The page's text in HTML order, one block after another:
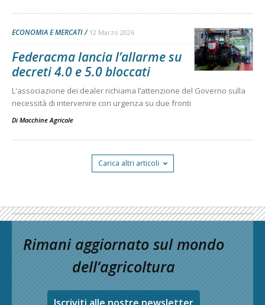
ECONOMIA E MERCATI 12 Marzo 2026
Federacma lancia l’allarme su
decreti 4.0 e 5.0 bloccati
L'associazione dei dealer richiama l’attenzione del Governo sulla
necessità di intervenire con urgenza su due fronti
Di Macchine Agricole
Carica altri articoli
Rimani aggiornato sul mondo
dell’agricoltura